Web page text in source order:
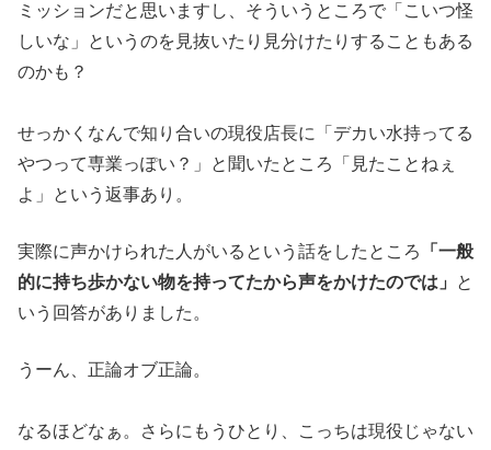
ミッションだと思いますし、そういうところで「こいつ怪
しいな」というのを見抜いた り見分けたりすることもある
のかも？
せっかくなんで知り合いの現役店長に「デカい水持ってる
やつって専業っぽい？」と聞いたところ「見たことねぇ
よ」
という返事あり。
実際に声かけられた人がいるという話をしたとこ ろ
「一般
的に持ち歩かない物を持ってたから声をかけたのでは」
と
いう回答がありました。
うーん、正論オブ正論。
なるほどなぁ。さらにもうひとり、こっちは現役じゃない